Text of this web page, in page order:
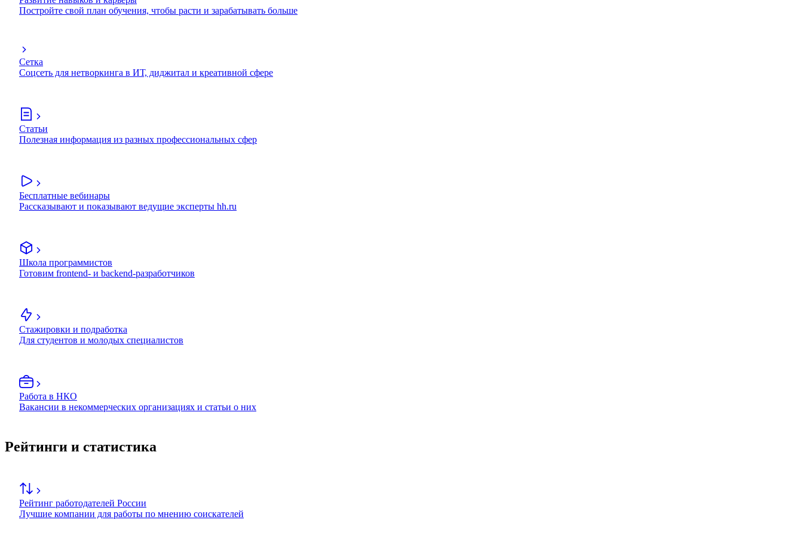
Постройте свой план обучения, чтобы расти и зарабатывать больше
Сетка
Соцсеть для нетворкинга в ИТ, диджитал и креативной сфере
Статьи
Полезная информация из разных профессиональных сфер
Бесплатные вебинары
Рассказывают и показывают ведущие эксперты hh.ru
Школа программистов
Готовим frontend- и backend-разработчиков
Стажировки и подработка
Для студентов и молодых специалистов
Работа в НКО
Вакансии в некоммерческих организациях и статьи о них
Рейтинги и статистика
Рейтинг работодателей России
Лучшие компании для работы по мнению соискателей